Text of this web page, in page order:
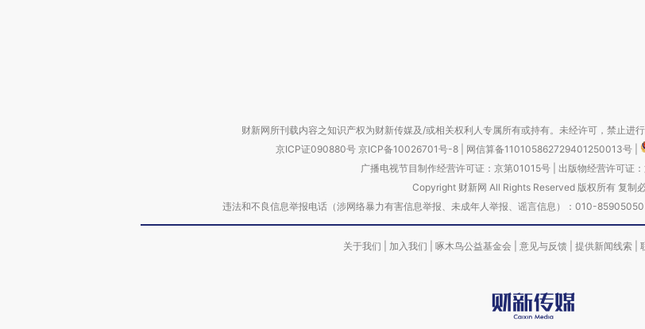
财新网所刊载内容之知识产权为财新传媒及/或相关权利人专属所有或持有。未经许可，禁止进
京ICP证090880号 京ICP备10026701号-8 网信算备110105862729401250013号
广播电视节目制作经营许可证：京第01015号| 出版物经营许可证
Copyright 财新网 All Rights Reserved 版权所有 复制
违法和不良信息举报电话（涉网络暴力有害信息举报、未成年人举报、谣言信息）：010-
关于我们 加入我们 啄木鸟公益基金会 意见与反馈 提供新闻线索